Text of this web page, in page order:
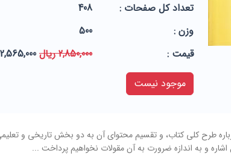
تعداد کل صفحات :
408
وزن :
500
قيمت :
2,850,000 ریال
2,565,000 ریال
موجود نیست
طرح کلی کتاب، و تقسیم محتوای آن به دو بخش تاریخی و
و به اندازه ضرورت به آن مقولات نخواهیم پرداخت ...